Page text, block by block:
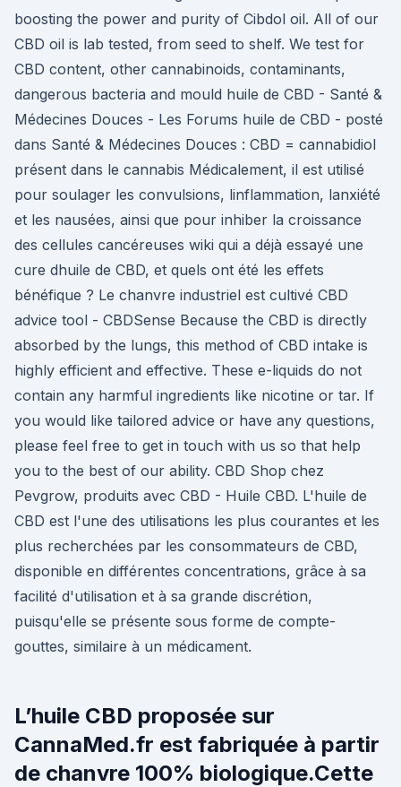
boosting the power and purity of Cibdol oil. All of our
CBD oil is lab tested, from seed to shelf. We test for
CBD content, other cannabinoids, contaminants,
dangerous bacteria and mould huile de CBD - Santé &
Médecines Douces - Les Forums huile de CBD - posté
dans Santé & Médecines Douces : CBD = cannabidiol
présent dans le cannabis Médicalement, il est utilisé
pour soulager les convulsions, linflammation, lanxiété
et les nausées, ainsi que pour inhiber la croissance
des cellules cancéreuses wiki qui a déjà essayé une
cure dhuile de CBD, et quels ont été les effets
bénéfique ? Le chanvre industriel est cultivé CBD
advice tool - CBDSense Because the CBD is directly
absorbed by the lungs, this method of CBD intake is
highly efficient and effective. These e-liquids do not
contain any harmful ingredients like nicotine or tar. If
you would like tailored advice or have any questions,
please feel free to get in touch with us so that help
you to the best of our ability. CBD Shop chez
Pevgrow, produits avec CBD - Huile CBD. L'huile de
CBD est l'une des utilisations les plus courantes et les
plus recherchées par les consommateurs de CBD,
disponible en différentes concentrations, grâce à sa
facilité d'utilisation et à sa grande discrétion,
puisqu'elle se présente sous forme de compte-
gouttes, similaire à un médicament.
L’huile CBD proposée sur
CannaMed.fr est fabriquée à partir
de chanvre 100% biologique.Cette